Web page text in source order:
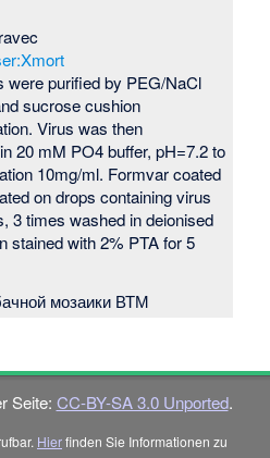
were purified by PEG/NaCl
sucrose cushion
Virus was then
20 mM PO4 buffer, pH=7.2 to
10mg/ml. Formvar coated
on drops containing virus
3 times washed in deionised
stained with 2% PTA for 5
мозаики ВТМ
Seite: CC-BY-SA 3.0 Unported.
Hierfinden Sie Informationen zu